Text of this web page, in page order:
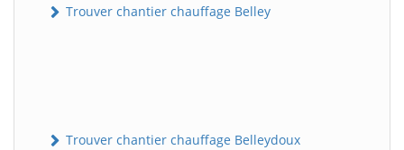
Trouver chantier chauffage Belley
Trouver chantier chauffage Belleydoux